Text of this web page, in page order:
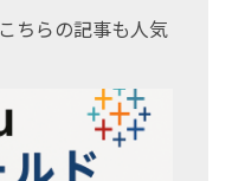
こちらの記事も人気